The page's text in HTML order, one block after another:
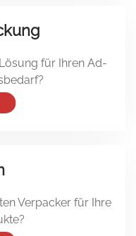
für Ihren Ad-
Verpacker für Ihre